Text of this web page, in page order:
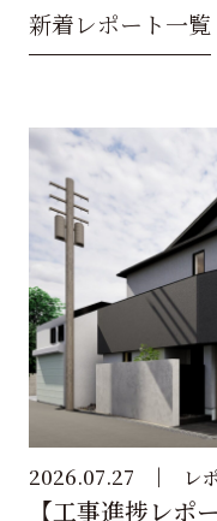
新着レポート一覧
2026.07.27 レ
【工事進捗レ